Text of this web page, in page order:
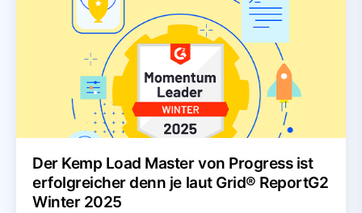
Der Kemp Load Master von Progress ist
erfolgreicher denn je laut Grid® ReportG2
Winter 2025